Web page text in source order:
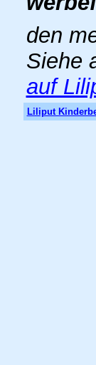
den
Siehe
auf
Liliput